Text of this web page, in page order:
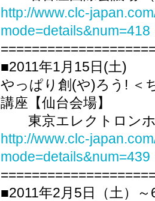
http://www.clc-
mode=details&num=418
■2011年1月15日(土)
やっぱり創(や)ろう! ＜
講座【仙台会場】
東京エレクトロンホ
http://www.clc-
mode=details&num=439
■2011年2月5日（土）